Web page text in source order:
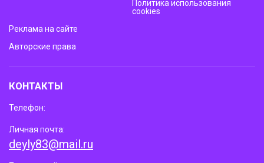
Политика использования
cookies
Реклама на сайте
Авторские права
КОНТАКТЫ
Телефон:
Личная почта:
deyly83@mail.ru